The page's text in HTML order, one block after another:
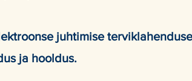
juhtimise
ja hooldus.